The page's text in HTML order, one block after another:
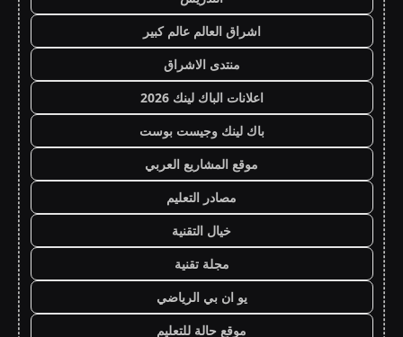
اشراق العالم عالم كبير
منتدى الاشراق
اعلانات الباك لينك 2026
باك لينك وجيست بوست
موقع المشاريع العربي
مصادر التعليم
خيال التقنية
مجلة تقنية
يو ان بي الرياضي
موقع حالة للتعليم